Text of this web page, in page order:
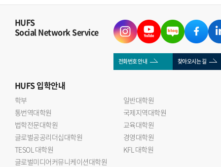
HUFS
Social Network Service
전화번호 안내 찾아오시는 길
HUFS입학안내
학부
일반대학원
통번역대학원
국제지역대학원
법학전문대학원
교육대학원
글로벌공공리더십대학원
경영대학원
TESOL 대학원
KFL 대학원
글로벌미디어커뮤니케이션대학원